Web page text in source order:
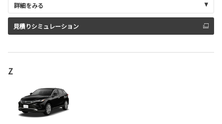
詳細をみる
見積りシミュレーション
Z